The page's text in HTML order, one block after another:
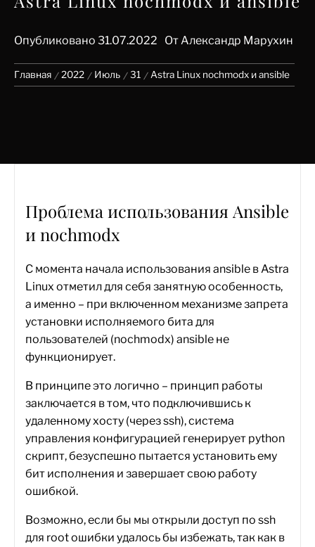
Опубликовано 31.07.2022 ОтАлександр Марухин
Главная 2022 Июль 31 Astra Linux nochmodx и ansible
Проблема использования Ansible
и nochmodx
С момента начала использования ansible в Astra
Linux отметил для себя занятную особенность,
а именно – при включенном механизме запрета
установки исполняемого бита для
пользователей (nochmodx) ansible не
функционирует.
В принципе это логично – принцип работы
заключается в том, что подключившись к
удаленному хосту (через ssh), система
управления конфигурацией генерирует python
скрипт, безуспешно пытается установить ему
бит исполнения и завершает свою работу
ошибкой.
Возможно, если бы мы открыли доступ по ssh
для root ошибки удалось бы избежать, так как в